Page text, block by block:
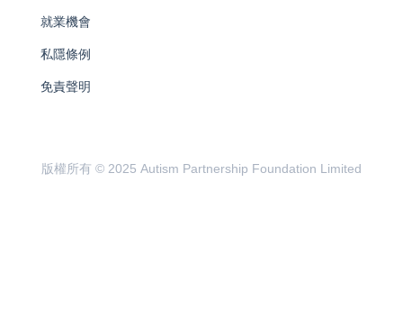
就業機會
私隱條例
免責聲明
版權所有 © 2025 Autism Partnership Foundation Limited